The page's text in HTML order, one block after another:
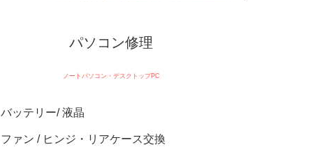
パソコン修理
ノートパソコン・デスクトップPC
バッテリー/ 液晶
ファン / ヒンジ・リアケース交換